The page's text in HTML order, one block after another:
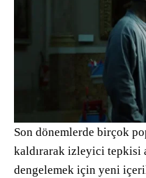
Son dönemlerde birçok
kaldırarak izleyici tepkisi
dengelemek için yeni